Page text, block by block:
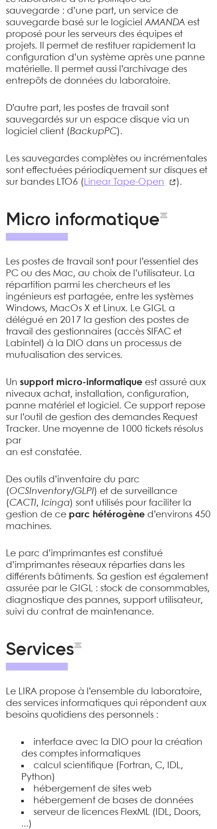
sauvegarde : d’une part, un service de
sauvegarde basé sur le logicielAMANDA est
proposé pour les serveurs des équipes et
projets. Il permet de restituer rapidement la
configuration d’un système après une panne
matérielle. Il permet aussi l’archivage des
entrepôts de données du laboratoire.
D’autre part, les postes de travail sont
sauvegardés sur un espace disque via un
logiciel client (BackupPC).
Les sauvegardes complètes ou incrémentales
sont effectuées périodiquement sur disques et
sur bandes LTO6 ( Linear Tape-Open ).
Micro informatique
Les postes de travail sont pour l’essentiel des
PC ou des Mac, au choix de l’utilisateur. La
répartition parmi les chercheurs et les
ingénieurs est partagée, entre les systèmes
Windows, MacOs X et Linux. Le GIGL a
délégué en 2017 la gestion des postes de
travail des gestionnaires (accès SIFAC et
Labintel) à la DIO dans un processus de
mutualisation des services.
Un support micro-informatique est assuré aux
niveaux achat, installation, configuration,
panne matériel et logiciel. Ce support repose
sur l’outil de gestion des demandes Request
Tracker. Une moyenne de 1000 tickets résolus
par
an est constatée.
Des outils d’inventaire du parc
(OCSInventory/GLPI) et de surveillance
(CACTI, Icinga) sont utilisés pour faciliter la
gestion de ce parc hétérogène d’environs 450
machines.
Le parc d’imprimantes est constitué
d’imprimantes réseaux réparties dans les
différents bâtiments. Sa gestion est également
assurée par le GIGL : stock de consommables,
diagnostique des pannes, support utilisateur,
suivi du contrat de maintenance.
Services
Le LIRA propose à l’ensemble du laboratoire,
des services informatiques qui répondent aux
besoins quotidiens des personnels :
interface avec la DIO pour la création
des comptes informatiques
calcul scientifique (Fortran, C, IDL,
Python)
hébergement de sites web
hébergement de bases de données
serveur de licences FlexML (IDL, Doors,
...)